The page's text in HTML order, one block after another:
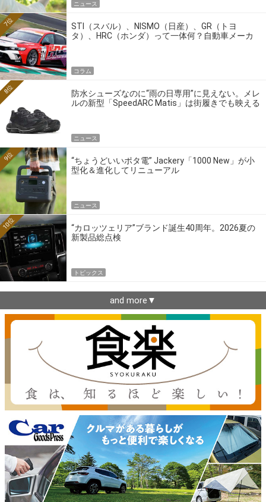
ニュース
STI（スバル）、NISMO（日産）、GR（トヨ
タ）、HRC（ホンダ）って一体何？自動車メーカ
7位
コラム
防水シューズなのに“雨の日専用”に見えない。メレ
ルの新型「SpeedARC Matis」は街履きでも映える
8位
ニュース
“ちょうどいいポタ電” Jackery「1000 New」が小
型化＆進化してリニューアル
9位
ニュース
“カロッツェリア”ブランド誕生40周年。2026夏の
新製品総点検
10位
トピックス
and more▼